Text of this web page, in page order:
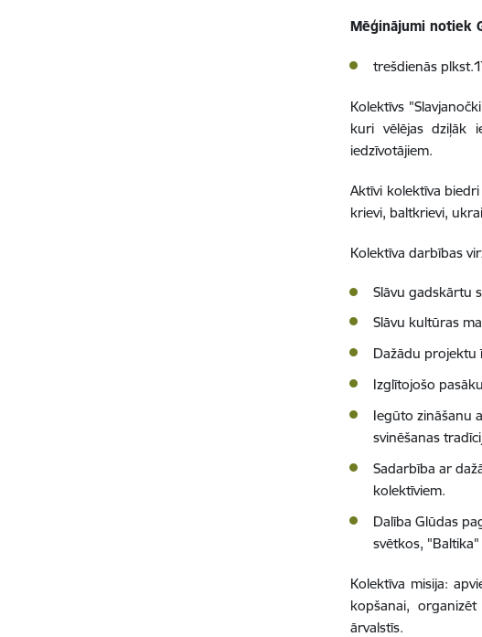
Mēģinājumi notiek
trešdienās
Kolektīvs
kuri vēlējas dziļāk
iedzīvotājiem.
Aktīvi kolektīva
krievi, baltkrievi,
Kolektīva darbības
Slāvu gadskārtu
Slāvu kultūras
Dažādu projektu
Izglītojošo
Iegūto zināšanu
svinēšanas
Sadarbība ar
kolektīviem.
Dalība Glūdas
svētkos,
Kolektīva misija: a
kopšanai,
ārvalstīs.